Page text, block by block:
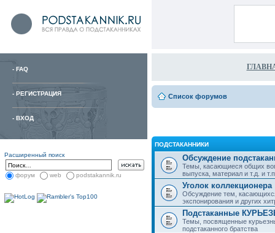
- FAQ
- РЕГИСТРАЦИЯ
- ВХОД
Расширенный поиск
форум web podstakannik.ru
Список форумов
ПОДСТАКАННИКИ
Обсуждение
Темы, касающиеся общих
выпуска, материал и т.д. и
Уголок коллекционера
Обсуждение тем,
экспонирования и других
Подстаканные
Темы, посвященные
подстаканного братства